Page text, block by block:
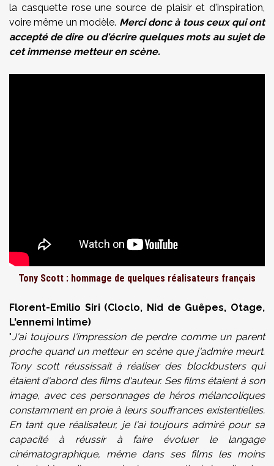
la casquette rose une source de plaisir et d'inspiration,
voire même un modèle. Merci donc à tous ceux qui ont
accepté de dire ou d'écrire quelques mots au sujet de
cet immense metteur en scène.
Tony Scott : hommage de quelques réalisateurs français
Florent-Emilio Siri (Cloclo, Nid de Guêpes, Otage,
L'ennemi Intime)
"J'ai toujours l'impression de perdre comme un parent
proche quand un metteur en scène que j'admire meurt.
Tony scott réussissait à réaliser des blockbusters qui
étaient d'abord des films d'auteur. Ses films étaient à son
image, avec ces personnages de héros mélancoliques
constamment en proie à leurs souffrances existentielles.
En tant que réalisateur, je l'ai toujours admiré pour sa
capacité à réussir à faire évoluer le langage
cinématographique, même dans ses films les moins